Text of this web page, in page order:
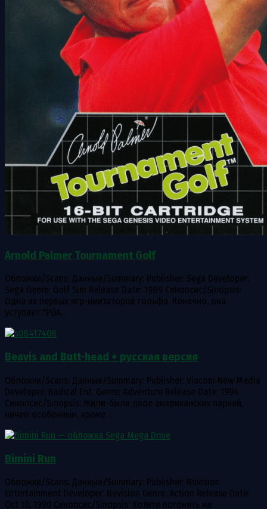
Arnold Palmer Tournament Golf
Обложки/Scans: Данные/Summary: Publisher: Sega Developer:
Sega Genre: Golf Sim Release Date: 1989 Синопсис/Sinopsis:
Одна из первых игр-имитаторов гольфа. Конечно, она
уступает "PGA…
Beavis and Butt-head + русская версия
Обложки/Scans: Данные/Summary: Publisher: Viacom New Media
Developer: Radical Ent. Genre: Adventure Release Date: 1994
Синопсис/Sinopsis: Жили-были двое американских парней,
ничем особенным, кроме…
Bimini Run
Обложки/Scans: Данные/Summary: Publisher: Nuvision
Entertainment Developer: Nuvision Genre: Action Release Date:
Oct 10, 1990 Синопсис/Sinopsis: Хотите погонять на